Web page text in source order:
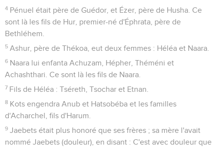
4 Pénuel était père de Guédor, et Ézer, père de Husha. Ce
sont là les fils de Hur, premier-né d'Éphrata, père de
Bethléhem.
5 Ashur, père de Thékoa, eut deux femmes : Héléa et Naara.
6 Naara lui enfanta Achuzam, Hépher, Théméni et
Achashthari. Ce sont là les fils de Naara.
7 Fils de Héléa : Tséreth, Tsochar et Etnan.
8 Kots engendra Anub et Hatsobéba et les familles
d'Acharchel, fils d'Harum.
9 Jaebets était plus honoré que ses frères ; sa mère l'avait
nommé Jaebets (douleur), en disant : C'est avec douleur que